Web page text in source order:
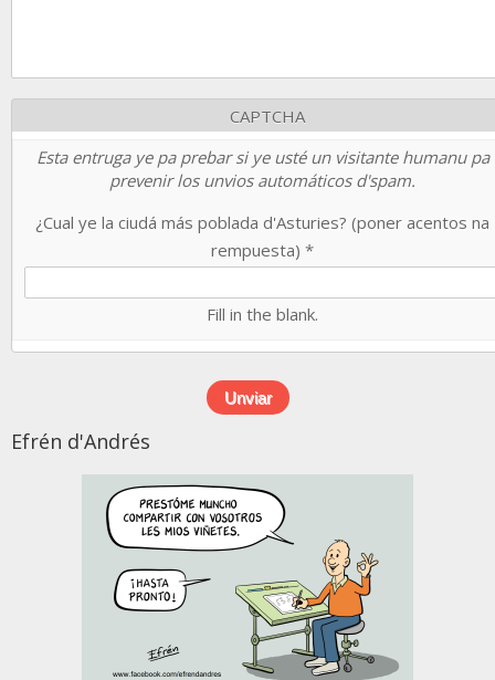
CAPTCHA
Esta entruga ye pa prebar si ye usté un visitante humanu pa
prevenir los unvios automáticos d'spam.
¿Cual ye la ciudá más poblada d'Asturies? (poner acentos na
rempuesta) *
Fill in the blank.
Efrén d'Andrés